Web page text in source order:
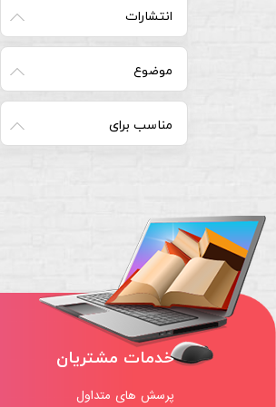
انتشارات
موضوع
مناسب برای
خدمات مشتریان
پرسش های متداول